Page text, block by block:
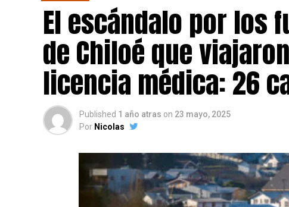
El escándalo por los
de Chiloé que
licencia médica: 26
Published 1 año atras on 23 mayo, 2025
Por Nicolas